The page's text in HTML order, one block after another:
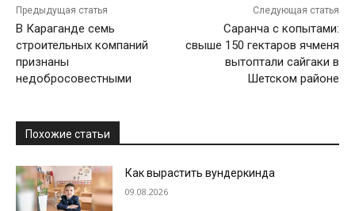
Предыдущая статья
В Караганде семь
строительных компаний
признаны
недобросовестными
Следующая статья
Саранча с копытами:
свыше 150 гектаров ячменя
вытоптали сайгаки в
Шетском районе
Похожие статьи
Как вырастить вундеркинда
09.08.2026